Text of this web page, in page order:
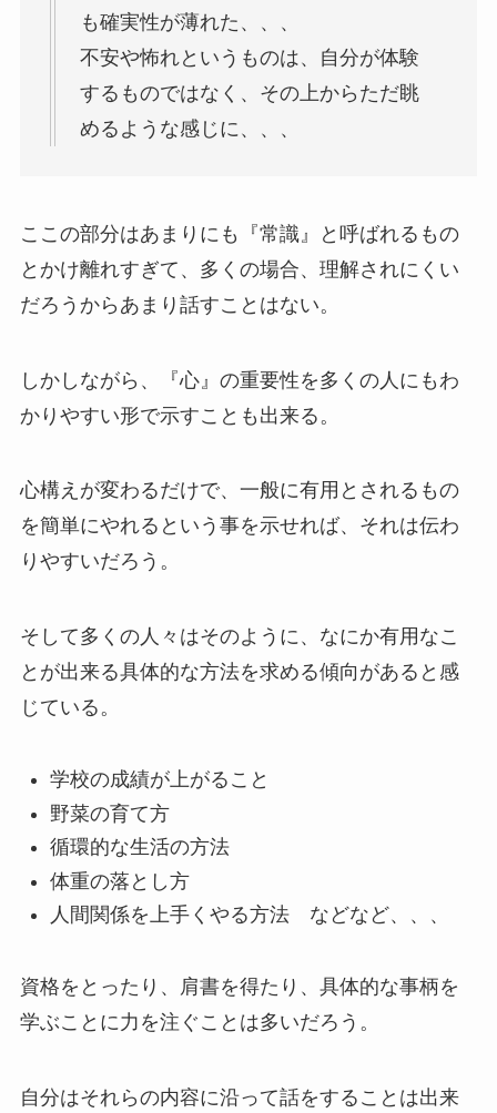
も確実性が薄れた、、、
不安や怖れというものは、自分が体験
するものではなく、その上からただ眺
めるような感じに、、、
ここの部分はあまりにも『常識』と呼ばれるもの
とかけ離れすぎて、多くの場合、理解されにくい
だろうからあまり話すことはない。
しかしながら、『心』の重要性を多くの人にもわ
かりやすい形で示すことも出来る。
心構えが変わるだけで、一般に有用とされるもの
を簡単にやれるという事を示せれば、それは伝わ
りやすいだろう。
そして多くの人々はそのように、なにか有用なこ
とが出来る具体的な方法を求める傾向があると感
じている。
学校の成績が上がること
野菜の育て方
循環的な生活の方法
体重の落とし方
人間関係を上手くやる方法 などなど、、、
資格をとったり、肩書を得たり、具体的な事柄を
学ぶことに力を注ぐことは多いだろう。
自分はそれらの内容に沿って話をすることは出来